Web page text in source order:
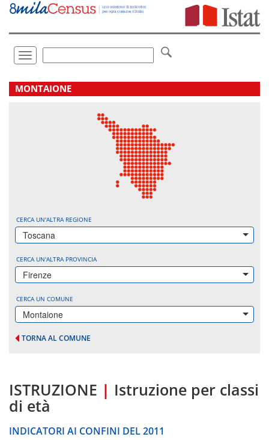
Vai
direttamente
Toggle
navigation
.
MONTAIONE
CERCA UN'ALTRA REGIONE
Toscana
CERCA UN'ALTRA PROVINCIA
Firenze
CERCA UN COMUNE
Montaione
TORNA AL COMUNE
ISTRUZIONE | Istruzione per classi
di età
INDICATORI AI CONFINI DEL 2011